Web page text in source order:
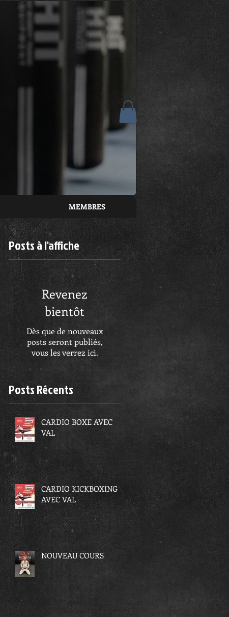
MEMBRES
Posts à l'affiche
Revenez
bientôt
Dès que de nouveaux
posts seront publiés,
vous les verrez ici.
Posts Récents
CARDIO BOXE AVEC
VAL
CARDIO KICKBOXING
AVEC VAL
NOUVEAU COURS